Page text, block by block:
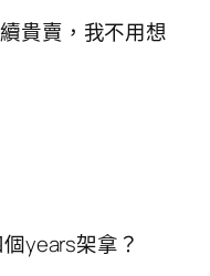
貴賣，我不用想
years架拿？